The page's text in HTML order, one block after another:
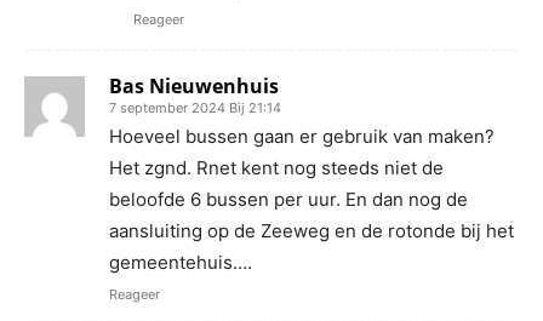
Reageer
Bas Nieuwenhuis
7 september 2024 Bij 21:14
Hoeveel bussen gaan er gebruik van maken?
Het zgnd. Rnet kent nog steeds niet de
beloofde 6 bussen per uur. En dan nog de
aansluiting op de Zeeweg en de rotonde bij het
gemeentehuis….
Reageer